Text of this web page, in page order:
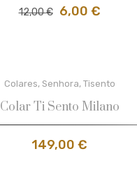
12,00€ 6,00 €
Colares, Senhora, Tisento
Colar Ti Sento Milano
149,00 €